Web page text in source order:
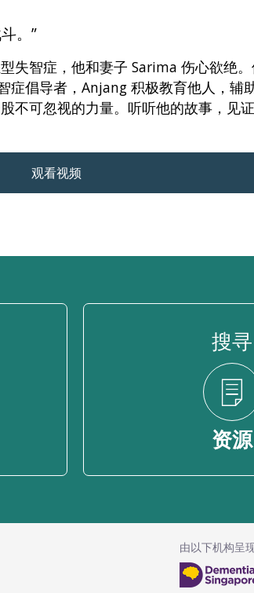
。”
失智症，他和妻子 Sarima 伤心欲绝
症倡导者，Anjang 积极教育他人，辅
可忽视的力量。听听他的故事，见证
观看视频
搜寻
资源
由以下机构呈